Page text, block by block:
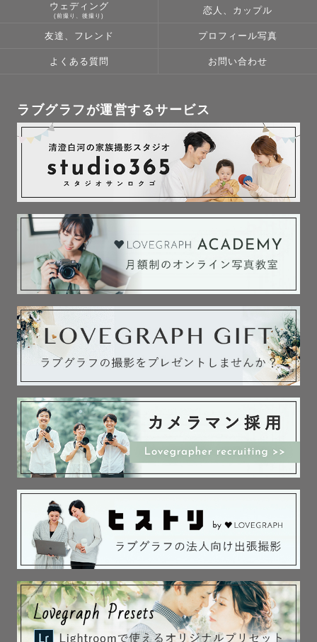
ウェディング
(前撮り、後撮り)
恋人、カップル
友達、フレンド プロフィール写真
よくある質問 お問い合わせ
ラブグラフが運営するサービス